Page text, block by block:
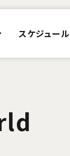
スケジュール